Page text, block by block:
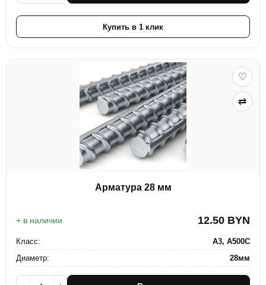
Купить в 1 клик
♡
⇄
Арматура 28 мм
+ в наличии 12.50 BYN
Класс:
А3, А500С
Диаметр:
28мм